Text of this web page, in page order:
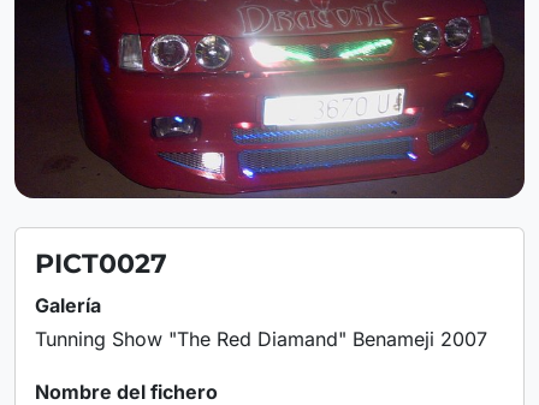
PICT0027
Galería
Tunning Show "The Red Diamand" Benameji 2007
Nombre del fichero